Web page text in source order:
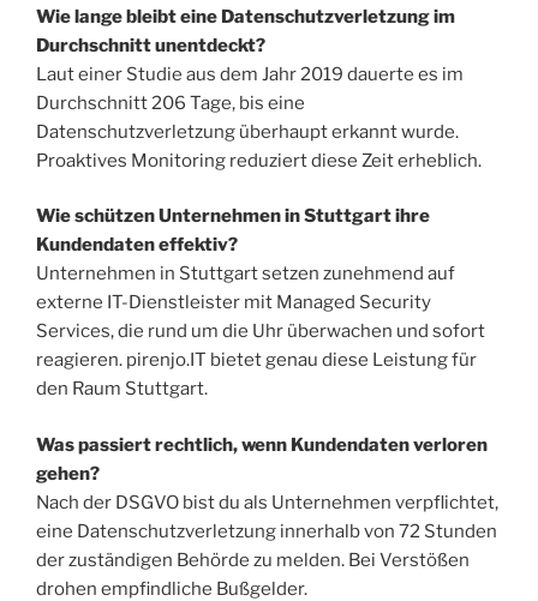
Wie lange bleibt eine Datenschutzverletzung im
Durchschnitt unentdeckt?
Laut einer Studie aus dem Jahr 2019 dauerte es im
Durchschnitt 206 Tage, bis eine
Datenschutzverletzung überhaupt erkannt wurde.
Proaktives Monitoring reduziert diese Zeit erheblich.
Wie schützen Unternehmen in Stuttgart ihre
Kundendaten effektiv?
Unternehmen in Stuttgart setzen zunehmend auf
externe IT-Dienstleister mit Managed Security
Services, die rund um die Uhr überwachen und sofort
reagieren. pirenjo.IT bietet genau diese Leistung für
den Raum Stuttgart.
Was passiert rechtlich, wenn Kundendaten verloren
gehen?
Nach der DSGVO bist du als Unternehmen verpflichtet,
eine Datenschutzverletzung innerhalb von 72 Stunden
der zuständigen Behörde zu melden. Bei Verstößen
drohen empfindliche Bußgelder.